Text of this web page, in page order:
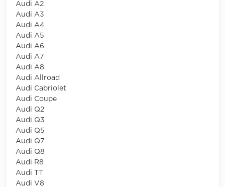
Audi A2
Audi A3
Audi A4
Audi A5
Audi A6
Audi A7
Audi A8
Audi Allroad
Audi Cabriolet
Audi Coupe
Audi Q2
Audi Q3
Audi Q5
Audi Q7
Audi Q8
Audi R8
Audi TT
Audi V8